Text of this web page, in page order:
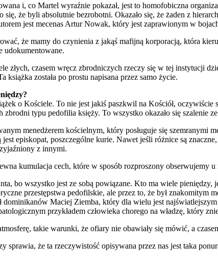
i, co Martel wyraźnie pokazał, jest to homofobiczna
że byli absolutnie bezrobotni. Okazało się, że żaden z
jest mecenas Artur Nowak, który jest zaprawionym w
że mamy do czynienia z jakąś mafijną korporacją, która
udokumentowane.
złych, czasem wręcz zbrodniczych rzeczy się w tej instytucji
została po prostu napisana przez samo życie.
o Kościele. To nie jest jakiś paszkwil na Kościół,
typu pedofilia księży. To wszystko okazało się szalenie
menedżerem kościelnym, który posługuje się szemranymi
episkopat, poszczególne kurie. Nawet jeśli różnice są
z innymi.
kumulacja cech, które w sposób rozproszony obserwujemy
bo wszystko jest ze sobą powiązane. Kto ma wiele
przestępstwa pedofilskie, ale przez to, że był znakomitym
Maciej Ziemba, który dla wielu jest
przykładem człowieka chorego na władzę, który
takie warunki, że ofiary nie obawiały się mówić, a
sprawia, że ta rzeczywistość opisywana przez nas jest taka